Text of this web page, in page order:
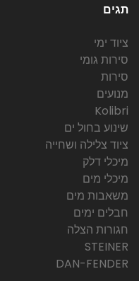
תגים
ציוד ימי
סירות גומי
סירות
מנועים
Kolibri
שינוע בחול ים
ציוד צלילה ושחייה
מיכלי דלק
מיכלי מים
משאבות מים
חבלים ימים
חגורות הצלה
STEINER
DAN-FENDER